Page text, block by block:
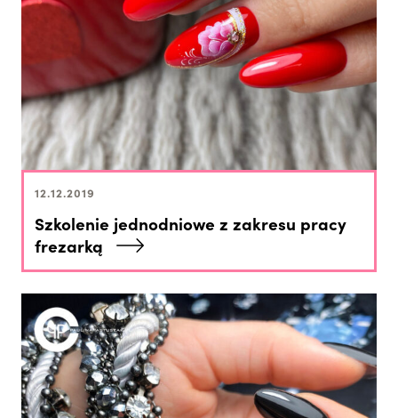
12.12.2019
Szkolenie jednodniowe z zakresu pracy
frezarką